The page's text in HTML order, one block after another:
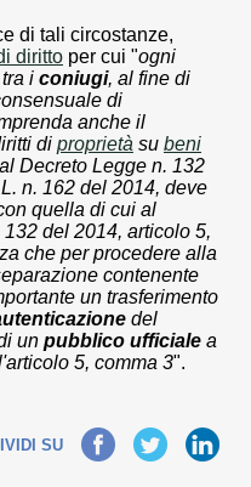
di tali circostanze,
diritto per cui "ogni
i coniugi, al fine di
di
anche il
di proprietà su beni
Decreto Legge n. 132
n. 162 del 2014, deve
quella di cui al
del 2014, articolo 5,
che per procedere alla
contenente
un trasferimento
del
un pubblico ufficiale a
5, comma 3".
SU
Facebook TwitterLinkedIn